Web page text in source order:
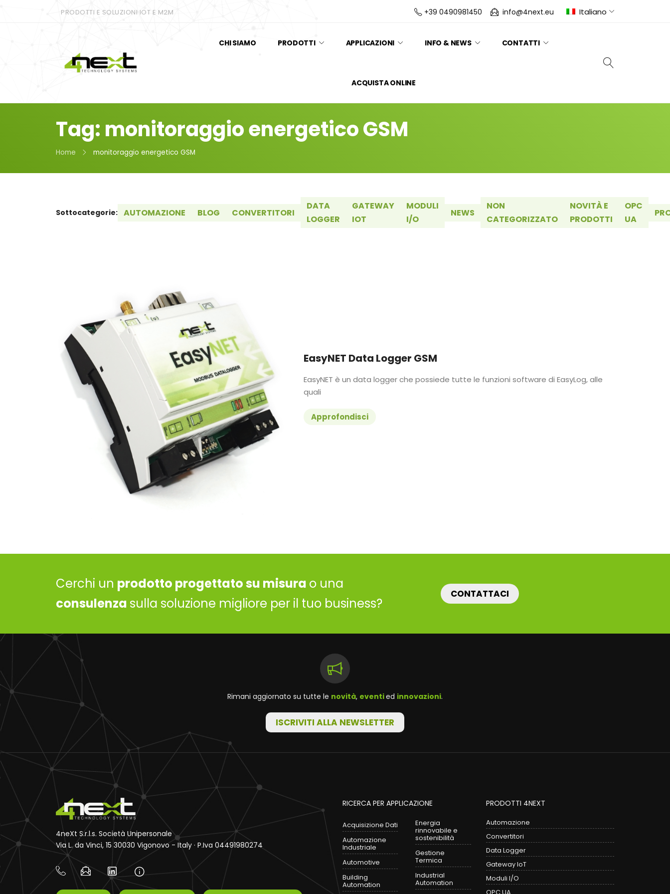
PRODOTTI E SOLUZIONI IOT E M2M +39 0490981450 info@4next.eu Italiano
CHI SIAMO PRODOTTI APPLICAZIONI INFO & NEWS CONTATTI
ACQUISTA ONLINE
Tag: monitoraggio energetico GSM
Home monitoraggio energetico GSM
Sottocategorie: AUTOMAZIONE BLOG CONVERTITORI
DATA
LOGGER
GATEWAY
IOT
MODULI
I/O
NEWS
NON
CATEGORIZZATO
NOVITÀ E
PRODOTTI
OPC
UA
EasyNET Data Logger GSM
EasyNET è un data logger che possiede tutte le funzioni software di EasyLog, alle
quali
Approfondisci
Cerchi un prodotto progettato su misura o una
consulenza sulla soluzione migliore per il tuo business?
CONTATTACI
Rimani aggiornato su tutte le novità, eventied innovazioni.
ISCRIVITI ALLA NEWSLETTER
4neXt S.r.l.s. Società Unipersonale
Via L. da Vinci, 15 30030 Vigonovo - Italy · P.Iva 04491980274
RICERCA PER APPLICAZIONE
Acquisizione Dati
Automazione
Industriale
Automotive
Building
Automation
Energia
rinnovabile e
sostenibilità
Gestione
Termica
Industrial
Automation
PRODOTTI 4NEXT
Automazione
Convertitori
Data Logger
Gateway IoT
Moduli I/O